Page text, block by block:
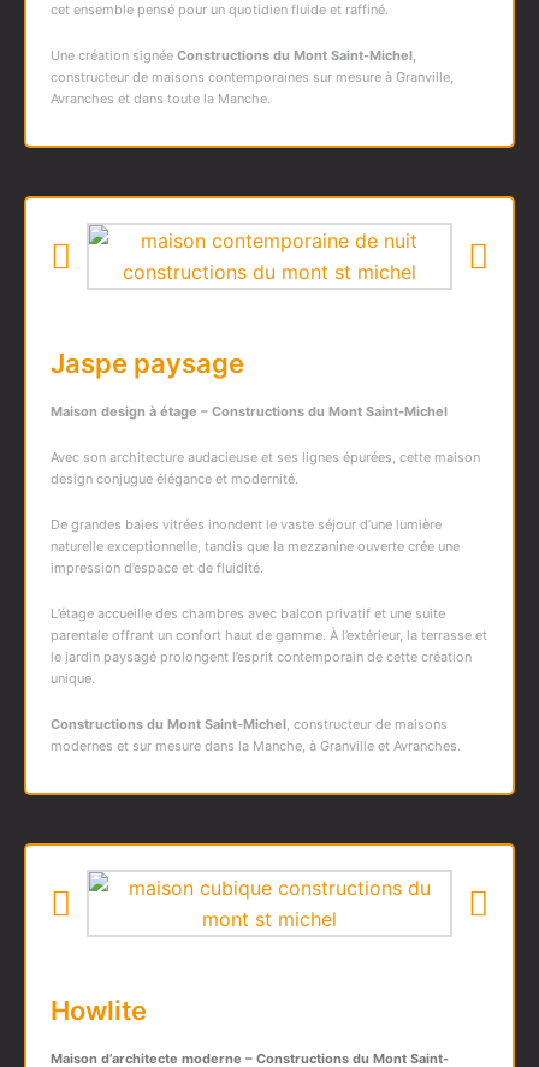
cet ensemble pensé pour un quotidien fluide et raffiné.
Une création signée Constructions du Mont Saint-Michel,
constructeur de maisons contemporaines sur mesure à Granville,
Avranches et dans toute la Manche.
Jaspe paysage
Maison design à étage – Constructions du Mont Saint-Michel
Avec son architecture audacieuse et ses lignes épurées, cette maison
design conjugue élégance et modernité.
De grandes baies vitrées inondent le vaste séjour d’une lumière
naturelle exceptionnelle, tandis que la mezzanine ouverte crée une
impression d’espace et de fluidité.
L’étage accueille des chambres avec balcon privatif et une suite
parentale offrant un confort haut de gamme. À l’extérieur, la terrasse et
le jardin paysagé prolongent l’esprit contemporain de cette création
unique.
Constructions du Mont Saint-Michel, constructeur de maisons
modernes et sur mesure dans la Manche, à Granville et Avranches.
Howlite
Maison d’architecte moderne – Constructions du Mont Saint-